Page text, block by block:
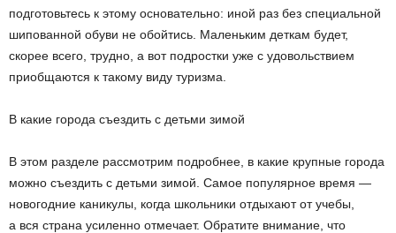
подготовьтесь к этому основательно: иной раз без специальной
шипованной обуви не обойтись. Маленьким деткам будет,
скорее всего, трудно, а вот подростки уже с удовольствием
приобщаются к такому виду туризма.
В какие города съездить с детьми зимой
В этом разделе рассмотрим подробнее, в какие крупные города
можно съездить с детьми зимой. Самое популярное время —
новогодние каникулы, когда школьники отдыхают от учебы,
а вся страна усиленно отмечает. Обратите внимание, что